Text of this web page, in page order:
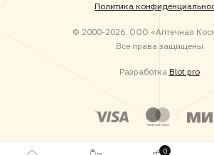
Политика
© 2000-2026. ООО «Аптечная
Все права защищены
Разработка Blot.pro
0